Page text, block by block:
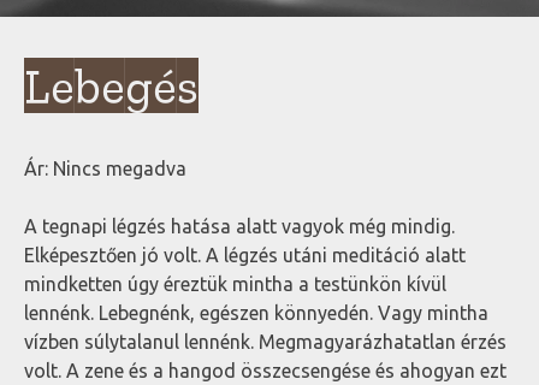
Lebegés
Ár: Nincs megadva
A tegnapi légzés hatása alatt vagyok még mindig.
Elképesztően jó volt. A légzés utáni meditáció alatt
mindketten úgy éreztük mintha a testünkön kívül
lennénk. Lebegnénk, egészen könnyedén. Vagy mintha
vízben súlytalanul lennénk. Megmagyarázhatatlan érzés
volt. A zene és a hangod összecsengése és ahogyan ezt